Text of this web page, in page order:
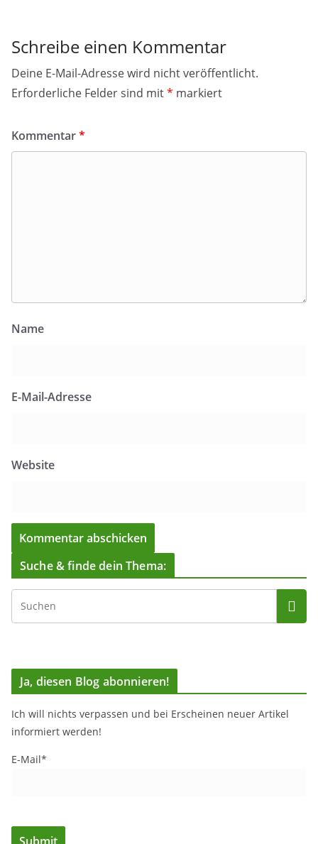
Schreibe einen Kommentar
Deine E-Mail-Adresse wird nicht veröffentlicht.
Erforderliche Felder sind mit* markiert
Kommentar*
Name
E-Mail-Adresse
Website
Suche & finde dein Thema:
Ja, diesen Blog abonnieren!
Ich will nichts verpassen und bei Erscheinen neuer Artikel
informiert werden!
E-Mail*